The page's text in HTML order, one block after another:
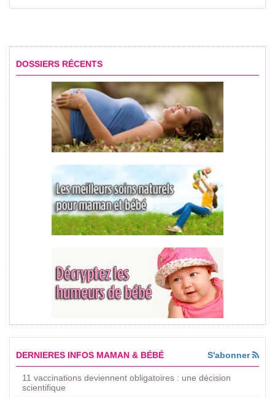
DOSSIERS RÉCENTS
DERNIERES INFOS MAMAN & BÉBÉ S'abonner
11 vaccinations deviennent obligatoires : une décision
scientifique